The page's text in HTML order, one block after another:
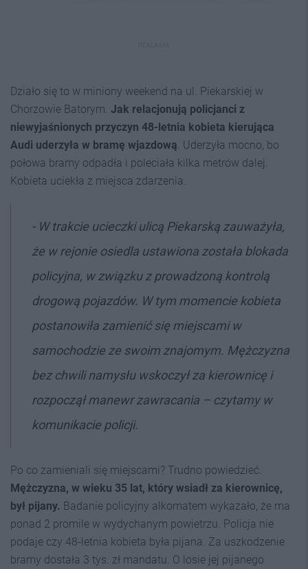
Działo się to w miniony weekend na ul. Piekarskiej w
Chorzowie Batorym. Jak relacjonują policjanci z
niewyjaśnionych przyczyn 48-letnia kobieta kierująca
Audi uderzyła w bramę wjazdową. Uderzyła mocno, bo
połowa bramy odpadła i poleciała kilka metrów dalej.
Kobieta uciekła z miejsca zdarzenia.
- W trakcie ucieczki ulicą Piekarską zauważyła,
że w rejonie osiedla ustawiona została blokada
policyjna, w związku z prowadzoną kontrolą
drogową pojazdów. W tym momencie kobieta
postanowiła zamienić się miejscami w
samochodzie ze swoim znajomym. Mężczyzna
bez chwili namysłu wskoczył za kierownicę i
rozpoczął manewr zawracania – czytamy w
komunikacie policji.
Po co zamieniali się miejscami? Trudno powiedzieć.
Mężczyzna, w wieku 35 lat, który wsiadł za kierownicę,
był pijany. Badanie policyjny alkomatem wykazało, że ma
ponad 2 promile w wydychanym powietrzu. Policja nie
podaje czy 48-letnia kobieta była pijana. Za uszkodzenie
bramy dostała 3 tys. zł mandatu. O losie jej pijanego